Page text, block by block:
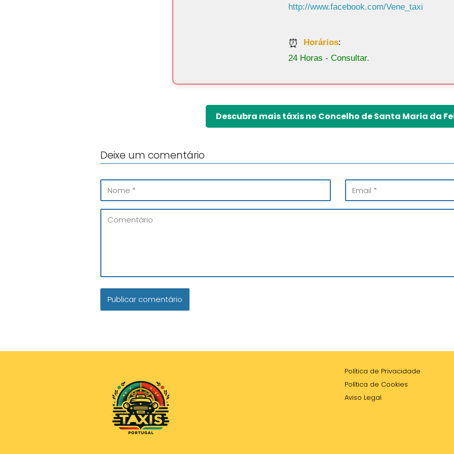
http://www.facebook.com/Vene_taxi
Horários:
24 Horas - Consultar.
Descubra mais táxis no Concelho de Santa Maria da
Deixe um comentário
Política de Privacidade
Política de Cookies
Aviso Legal